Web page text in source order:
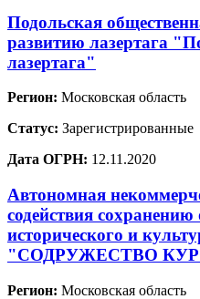
Подольская
развитию лазертага
лазертага"
Регион: Московская область
Статус: Зарегистрированные
Дата ОГРН: 12.11.2020
Автономная
содействия сохранению
исторического и
"СОДРУЖЕСТВО
Регион: Московская область